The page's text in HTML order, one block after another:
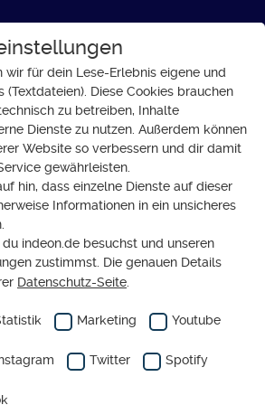
Hessen
Wandel für
Hessen?
und Hintergründe
die Region bewegen – von
Debatten.
in Hessen
wir für dein Lese-Erlebnis eigene und
(Textdateien). Diese Cookies brauchen
zu betreiben, Inhalte
Dienste zu nutzen. Außerdem können
Website so verbessern und dir damit
gewährleisten.
hin, dass einzelne Dienste auf dieser
Informationen in ein unsicheres
indeon.de besuchst und unseren
zustimmst. Die genauen Details
Datenschutz-Seite
Marketing Youtube
Twitter Spotify